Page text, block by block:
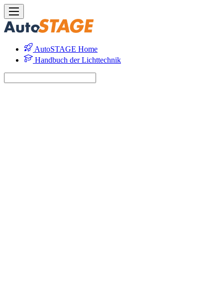
AutoSTAGE Home
Handbuch der Lichttechnik